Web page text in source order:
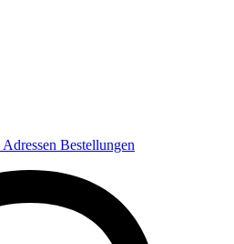
Adressen Bestellungen